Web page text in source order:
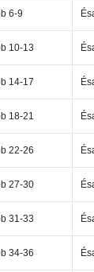
débuter
6-9
10-13
14-17
18-21
22-26
27-30
31-33
34-36